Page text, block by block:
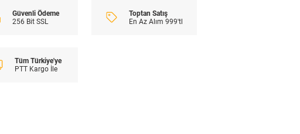
Güvenli Ödeme
256 Bit SSL
Toptan Satış
En Az Alım 999'tl
Tüm Türkiye'ye
PTT Kargo İle